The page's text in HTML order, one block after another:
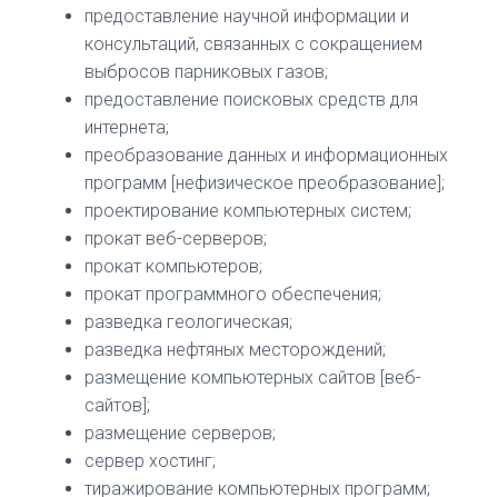
предоставление научной информации и
консультаций, связанных с сокращением
выбросов парниковых газов;
предоставление поисковых средств для
интернета;
преобразование данных и информационных
программ [нефизическое преобразование];
проектирование компьютерных систем;
прокат веб-серверов;
прокат компьютеров;
прокат программного обеспечения;
разведка геологическая;
разведка нефтяных месторождений;
размещение компьютерных сайтов [веб-
сайтов];
размещение серверов;
сервер хостинг;
тиражирование компьютерных программ;